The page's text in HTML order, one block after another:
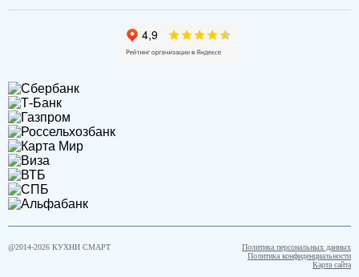
@2014-2026 КУХНИ СМАРТ
Политика персональных данных
Политика конфиденциальности
Карта сайта